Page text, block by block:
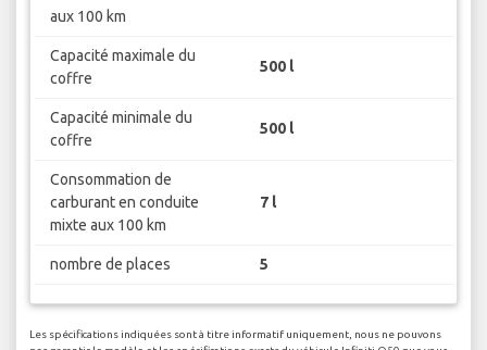
aux 100 km
Capacité maximale du
coffre
500 l
Capacité minimale du
coffre
500 l
Consommation de
carburant en conduite
mixte aux 100 km
7 l
nombre de places 5
Les spécifications indiquées sont à titre informatif uniquement, nous ne pouvons